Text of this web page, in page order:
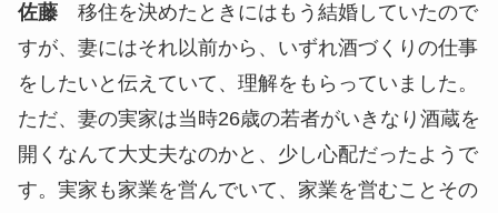
佐藤 移住を決めたときにはもう結婚していたので
すが、妻にはそれ以前から、いずれ酒づくりの仕事
をしたいと伝えていて、理解をもらっていました。
ただ、妻の実家は当時26歳の若者がいきなり酒蔵を
開くなんて大丈夫なのかと、少し心配だったようで
す。実家も家業を営んでいて、家業を営むことその